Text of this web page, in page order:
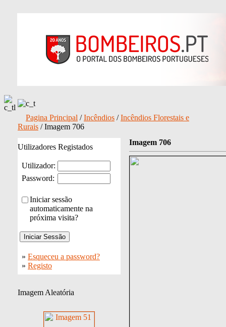
Pagina Principal /Incêndios /Incêndios Florestais e
Rurais / Imagem 706
Utilizadores Registados
Utilizador:
Password:
Iniciar sessão
automaticamente na
próxima visita?
» Esqueceu a password?
» Registo
Imagem Aleatória
Imagem 706